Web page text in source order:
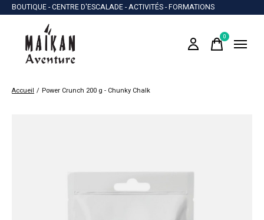
BOUTIQUE - CENTRE D'ESCALADE - ACTIVITÉS - FORMATIONS
0items
Accueil / Power Crunch 200 g - Chunky Chalk